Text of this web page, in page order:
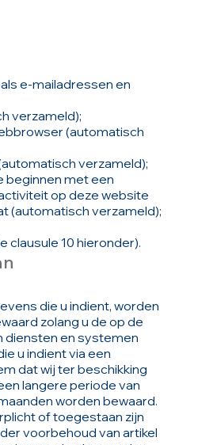
e-mailadressen en
verzameld);
(automatisch
verzameld);
beginnen met een
op deze website
(automatisch verzameld);
clausule 10 hieronder).
die u indient, worden
zolang u de op de
diensten en systemen
u indient via een
dat wij ter beschikking
langere periode van
worden bewaard.
of toegestaan zijn
voorbehoud van artikel